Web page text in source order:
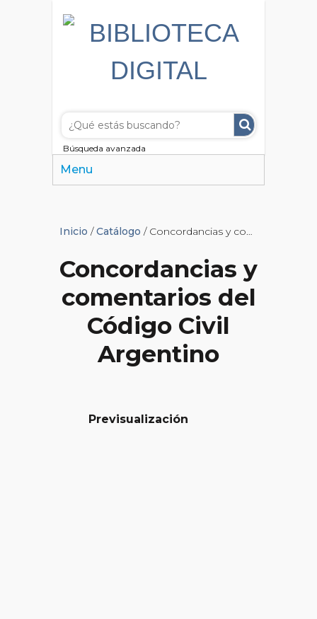
Búsqueda avanzada
Menu
Inicio /Catálogo / Concordancias y comentarios del Código Civil Argentino
Concordancias y
comentarios del
Código Civil
Argentino
Previsualización